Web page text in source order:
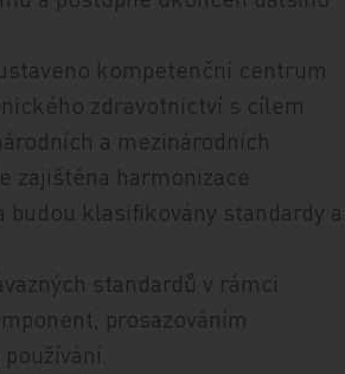
kompetenční centrum
zdravotnictví s cílem
a mezinárodních
zajištěna harmonizace
klasifikovány standardy a
standardů v rámci
prosazováním